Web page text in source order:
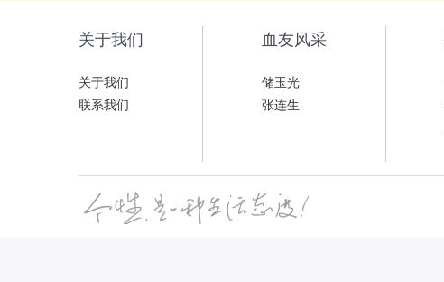
关于我们
关于我们
联系我们
血友风采
储玉光
张连生